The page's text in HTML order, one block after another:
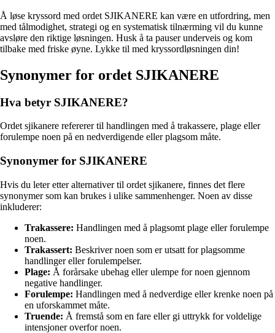
Å løse kryssord med ordet SJIKANERE kan være en utfordring, men
med tålmodighet, strategi og en systematisk tilnærming vil du kunne
avsløre den riktige løsningen. Husk å ta pauser underveis og kom
tilbake med friske øyne. Lykke til med kryssordløsningen din!
Synonymer for ordet SJIKANERE
Hva betyr SJIKANERE?
Ordet sjikanere refererer til handlingen med å trakassere, plage eller
forulempe noen på en nedverdigende eller plagsom måte.
Synonymer for SJIKANERE
Hvis du leter etter alternativer til ordet sjikanere, finnes det flere
synonymer som kan brukes i ulike sammenhenger. Noen av disse
inkluderer:
Trakassere: Handlingen med å plagsomt plage eller forulempe
noen.
Trakassert: Beskriver noen som er utsatt for plagsomme
handlinger eller forulempelser.
Plage: Å forårsake ubehag eller ulempe for noen gjennom
negative handlinger.
Forulempe: Handlingen med å nedverdige eller krenke noen på
en uforskammet måte.
Truende: Å fremstå som en fare eller gi uttrykk for voldelige
intensjoner overfor noen.